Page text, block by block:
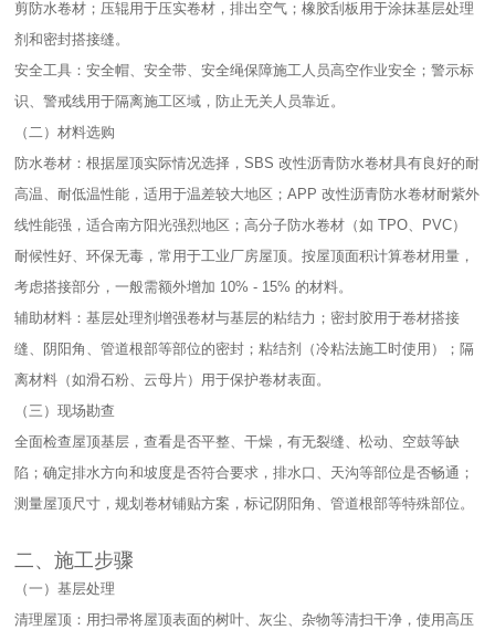
剪防水卷材；压辊用于压实卷材，排出空气；橡胶刮板用于涂抹基层处理
剂和密封搭接缝。​
安全工具：安全帽、安全带、安全绳保障施工人员高空作业安全；警示标
识、警戒线用于隔离施工区域，防止无关人员靠近。​
（二）材料选购​
防水卷材：根据屋顶实际情况选择，SBS 改性沥青防水卷材具有良好的耐
高温、耐低温性能，适用于温差较大地区；APP 改性沥青防水卷材耐紫外
线性能强，适合南方阳光强烈地区；高分子防水卷材（如 TPO、PVC）
耐候性好、环保无毒，常用于工业厂房屋顶。按屋顶面积计算卷材用量，
考虑搭接部分，一般需额外增加 10% - 15% 的材料。​
辅助材料：基层处理剂增强卷材与基层的粘结力；密封胶用于卷材搭接
缝、阴阳角、管道根部等部位的密封；粘结剂（冷粘法施工时使用）；隔
离材料（如滑石粉、云母片）用于保护卷材表面。​
（三）现场勘查​
全面检查屋顶基层，查看是否平整、干燥，有无裂缝、松动、空鼓等缺
陷；确定排水方向和坡度是否符合要求，排水口、天沟等部位是否畅通；
测量屋顶尺寸，规划卷材铺贴方案，标记阴阳角、管道根部等特殊部位。​
二、施工步骤​
（一）基层处理​
清理屋顶：用扫帚将屋顶表面的树叶、灰尘、杂物等清扫干净，使用高压